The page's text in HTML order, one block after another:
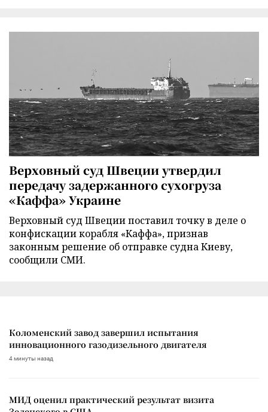
Верховный суд Швеции утвердил
передачу задержанного сухогруза
«Каффа» Украине
Верховный суд Швеции поставил точку в деле о
конфискации корабля «Каффа», признав
законным решение об отправке судна Киеву,
сообщили СМИ.
Коломенский завод завершил испытания
инновационного газодизельного двигателя
4 минуты назад
МИД оценил практический результат визита